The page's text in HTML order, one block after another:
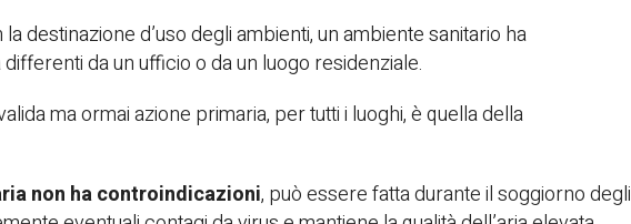
destinazione d’uso degli ambienti, un ambiente sanitario ha
da un ufficio o da un luogo residenziale.
ma ormai azione primaria, per tutti i luoghi, è quella della
non ha controindicazioni, può essere fatta durante il soggiorno degli